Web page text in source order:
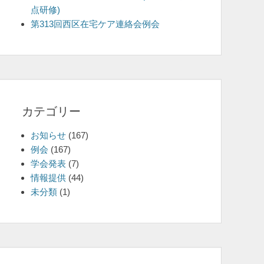
示
点研修)
第313回西区在宅ケア連絡会例会
カテゴリー
お知らせ (167)
例会 (167)
学会発表 (7)
情報提供 (44)
未分類 (1)